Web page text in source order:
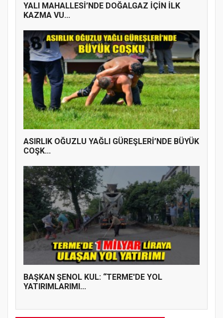
YALI MAHALLESİ’NDE DOĞALGAZ İÇİN İLK
KAZMA VU...
ASIRLIK OĞUZLU YAĞLI GÜREŞLERİ’NDE BÜYÜK
COŞK...
BAŞKAN ŞENOL KUL: “TERME'DE YOL
YATIRIMLARIMI...